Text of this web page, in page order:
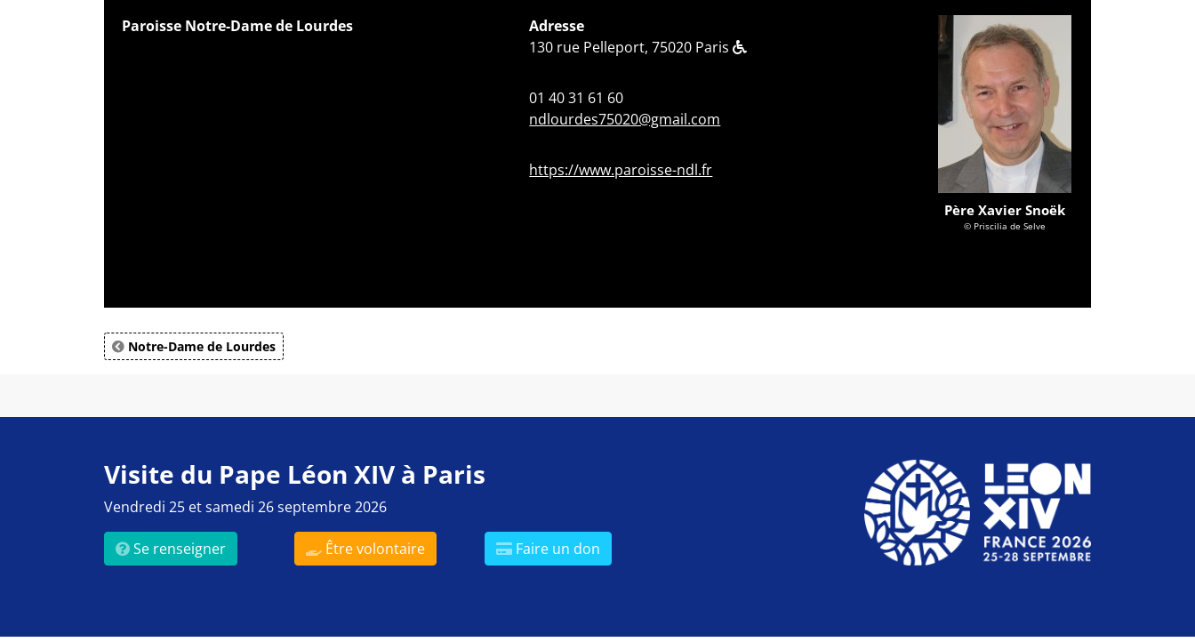
Paroisse Notre-Dame de Lourdes
Adresse
130 rue Pelleport, 75020 Paris
01 40 31 61 60
ndlourdes75020@gmail.com
https://www.paroisse-ndl.fr
Père Xavier Snoëk
© Priscilia de Selve
Notre-Dame de Lourdes
Visite du Pape Léon XIV à Paris
Vendredi 25 et samedi 26 septembre 2026
Se renseigner Être volontaire Faire un don